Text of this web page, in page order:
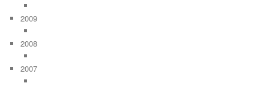
2009
2008
2007